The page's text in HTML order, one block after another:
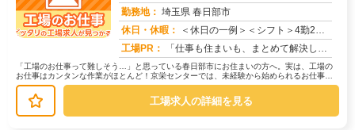
勤務地： 埼玉県 春日部市
休日・休暇：
＜休日の一例＞＜シフト＞4勤2休＜休日＞工場カレンダーによる★長期休暇あり★有給休暇あり※配属先により休日・勤務形...
工場PR：
「仕事も住まいも、まとめて解決したい！」そんなあなたを応援します。株式会社京栄センターでは、全国の工場求人をご紹介...
「工場のお仕事って難しそう…」と思っている春日部市にお住まいの方へ。実は、工場の
お仕事はカンタンな作業がほとんど！京栄センターでは、未経験から始められるお仕事を
多数ご紹介しています。たとえばこん...
工場求人の詳細を見る